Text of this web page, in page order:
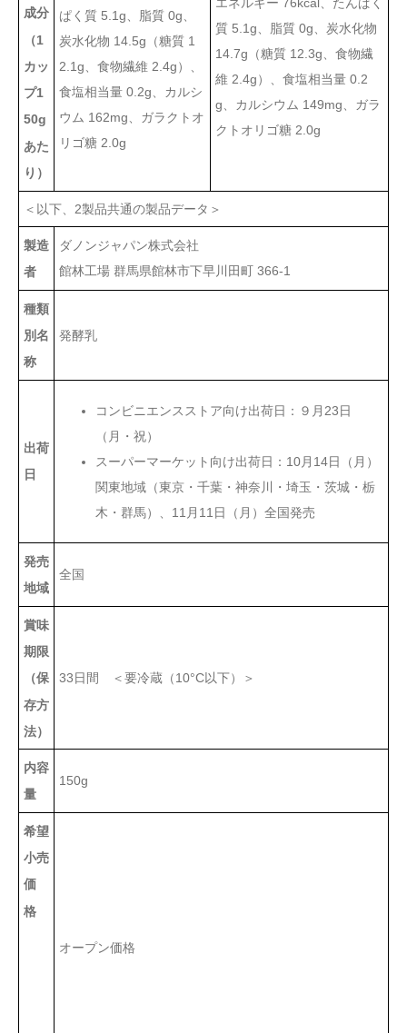
成分
（1
カッ
プ1
50g
あた
り）
ぱく質 5.1g、脂質 0g、
炭水化物 14.5g（糖質 1
2.1g、食物繊維 2.4g）、
食塩相当量 0.2g、カルシ
ウム 162mg、ガラクトオ
リゴ糖 2.0g
質 5.1g、脂質 0g、炭水化物
14.7g（糖質 12.3g、食物繊
維 2.4g）、食塩相当量 0.2
g、カルシウム 149mg、ガラ
クトオリゴ糖 2.0g
＜以下、2製品共通の製品データ＞
製造
者
ダノンジャパン株式会社
館林工場 群馬県館林市下早川田町 366-1
種類
別名
称
発酵乳
出荷
日
コンビニエンスストア向け出荷日：９月23日
（月・祝）
スーパーマーケット向け出荷日：10月14日（月）
関東地域（東京・千葉・神奈川・埼玉・茨城・栃
木・群馬）、11月11日（月）全国発売
発売
地域
全国
賞味
期限
（保
存方
法）
33日間 ＜要冷蔵（10°C以下）＞
内容
量
150g
希望
小売
価
格
オープン価格